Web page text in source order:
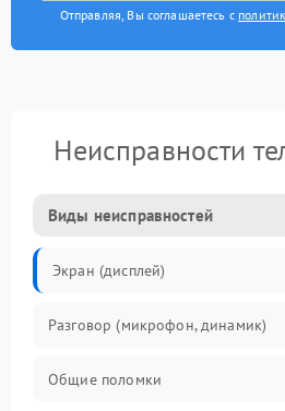
Отправляя, Вы соглашаетесь с
Неисправности
Виды неисправностей
Экран (дисплей)
Разговор (микрофон, динамик)
Общие поломки